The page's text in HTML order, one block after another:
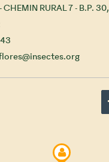
CHEMIN RURAL 7 - B.P. 30,